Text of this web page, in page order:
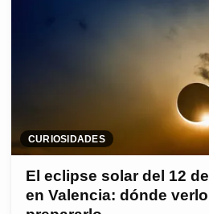
CURIOSIDADES
El eclipse solar del 12
en Valencia: dónde